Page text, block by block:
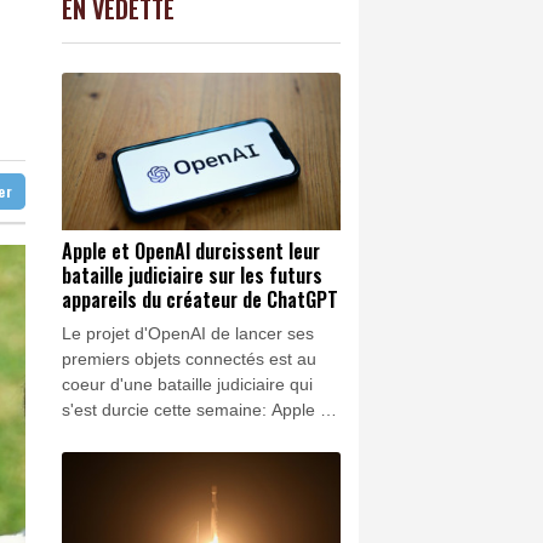
climatique
sans JT
les sargasses
-0.41%
1.64% 4392.86 €
EN VEDETTE
Apple et OpenAI durcissent leur
bataille judiciaire sur les futurs
appareils du créateur de ChatGPT
Le projet d'OpenAI de lancer ses
premiers objets connectés est au
coeur d'une bataille judiciaire qui
s'est durcie cette semaine: Apple a
secrets industriels et la fouille des
ordinateurs du créateur de
ChatGPT, qui a rétorqué en
demandant l'abandon de poursuites